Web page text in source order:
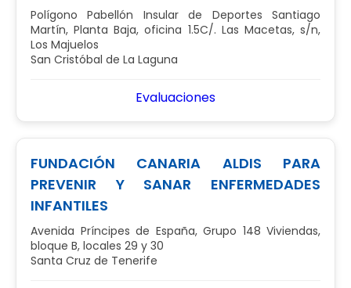
Polígono Pabellón Insular de Deportes Santiago
Martín, Planta Baja, oficina 1.5C/. Las Macetas, s/n,
Los Majuelos
San Cristóbal de La Laguna
Evaluaciones
FUNDACIÓN CANARIA ALDIS PARA
PREVENIR Y SANAR ENFERMEDADES
INFANTILES
Avenida Príncipes de España, Grupo 148 Viviendas,
bloque B, locales 29 y 30
Santa Cruz de Tenerife